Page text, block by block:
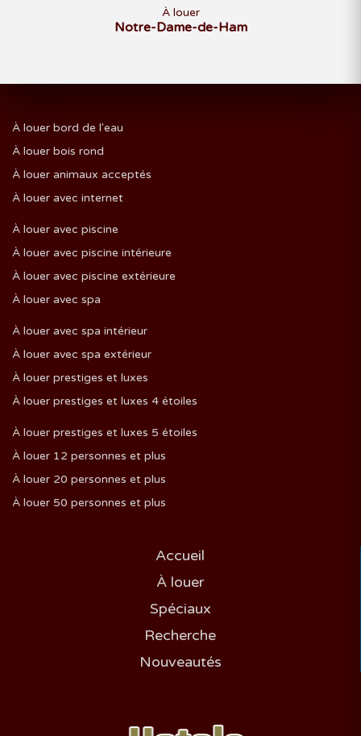
À louer
Notre-Dame-de-Ham
À louer bord de l'eau
À louer bois rond
À louer animaux acceptés
À louer avec internet
À louer avec piscine
À louer avec piscine intérieure
À louer avec piscine extérieure
À louer avec spa
À louer avec spa intérieur
À louer avec spa extérieur
À louer prestiges et luxes
À louer prestiges et luxes 4 étoiles
À louer prestiges et luxes 5 étoiles
À louer 12 personnes et plus
À louer 20 personnes et plus
À louer 50 personnes et plus
Accueil
À louer
Spéciaux
Recherche
Nouveautés